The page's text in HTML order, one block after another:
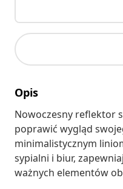
Opis
Nowoczesny reflektor
poprawić wygląd
minimalistycznym
sypialni i biur,
ważnych elementów